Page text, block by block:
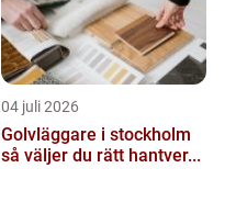
04 juli 2026
Golvläggare i stockholm
så väljer du rätt hantver...